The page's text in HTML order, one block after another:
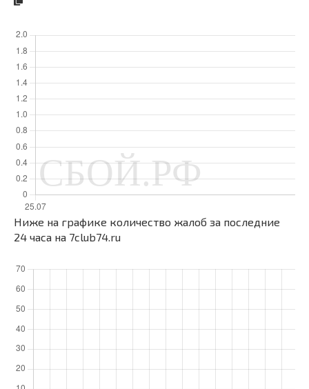
Ниже на графике количество жалоб за последние
24 часа на 7club74.ru